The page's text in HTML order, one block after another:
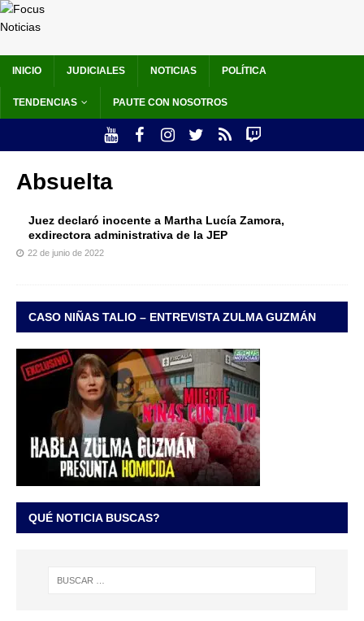
INICIO JUDICIALES NOTICIAS POLÍTICA
TENDENCIAS PAUTE CON NOSOTROS
Absuelta
Juez declaró inocente a Martha Lucía Zamora,
exdirectora administrativa de la JEP
22 de junio de 2022
CASO NIÑAS TALIO – ENTREVISTA ZULMA GUZMÁN
QUÉ NOTICIA BUSCAS?